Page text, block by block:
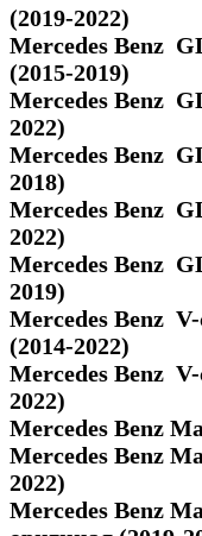
(2019-2022)
Mercedes Benz
(2015-2019)
Mercedes Benz
2022)
Mercedes Benz
2018)
Mercedes Benz
2022)
Mercedes Benz
2019)
Mercedes Benz
(2014-2022)
Mercedes Benz
2022)
Mercedes Benz
Mercedes Benz
2022)
Mercedes Benz